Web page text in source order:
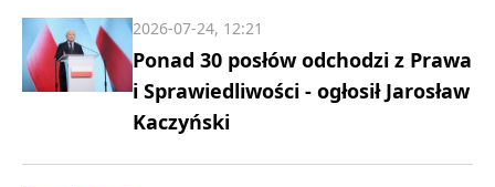
Ponad 30 posłów odchodzi z Prawa
i Sprawiedliwości - ogłosił Jarosław
Kaczyński
2026-07-24, 12:21